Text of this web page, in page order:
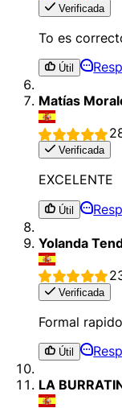
Verificada
To es
Útil
Matías
Verificada
EXCELENTE
Útil
Yolanda
Verificada
Formal rapido
Útil
LA